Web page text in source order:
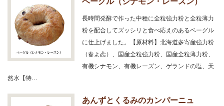
長時間発酵で作った中種に全粒強力粉と全粒薄力
粉を配合してズッシリと食べ応えのあるベーグル
に仕上げました。【原材料】北海道多寄産強力粉
（春よ恋）、国産全粒強力粉、国産全粒薄力粉、
有機シナモン、有機レーズン、ゲランドの塩、天
然水【特…
あんずとくるみのカンパーニュ